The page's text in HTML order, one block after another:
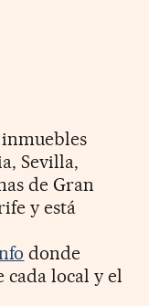
Sevilla,
de Gran
y está
donde
cada local y el